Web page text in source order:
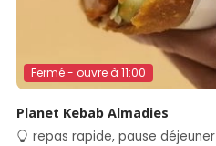
Fermé - ouvre à 11:00
Planet Kebab Almadies
repas rapide, pause déjeuner